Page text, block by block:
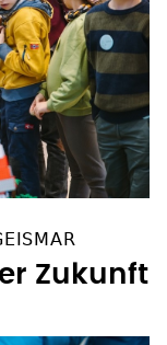
Zukunft